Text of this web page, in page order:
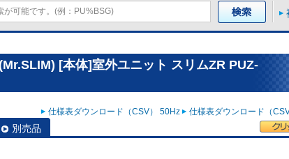
[本体]室外ユニット スリムZR PUZ-
仕様表ダウンロード（CSV） 50Hz 仕様表ダウンロード（
別売品